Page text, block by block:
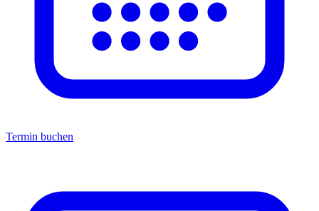
Termin buchen